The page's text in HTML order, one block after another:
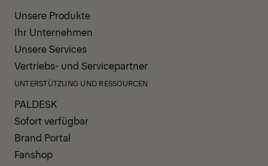
Unsere Produkte
Ihr Unternehmen
Unsere Services
Vertriebs- und Servicepartner
UNTERSTÜTZUNG UND RESSOURCEN
PALDESK
Sofort verfügbar
Brand Portal
Fanshop